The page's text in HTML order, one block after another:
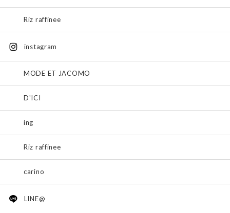
Riz raffinee
instagram
MODE ET JACOMO
D'ICI
ing
Riz raffinee
carino
LINE@